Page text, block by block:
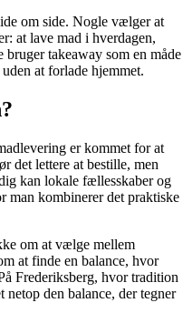
om side. Nogle vælger at
at lave mad i hverdagen,
takeaway som en måde
at forlade hjemmet.
er kommet for at
det lettere at bestille, men
kan lokale fællesskaber og
man kombinerer det praktiske
om at vælge mellem
at finde en balance, hvor
Frederiksberg, hvor tradition
den balance, der tegner